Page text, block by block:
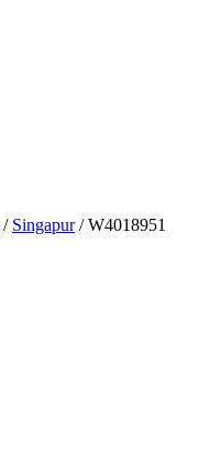
/ Singapur/ W4018951